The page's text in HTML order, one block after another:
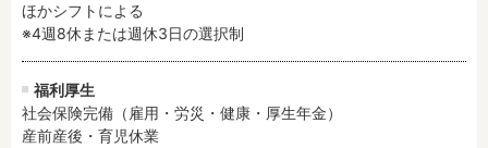
ほかシフトによる
※4週8休または週休3日の選択制
福利厚生
社会保険完備（雇用・労災・健康・厚生年金）
産前産後・育児休業